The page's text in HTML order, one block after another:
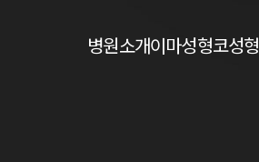
병원소개이마성형코성형